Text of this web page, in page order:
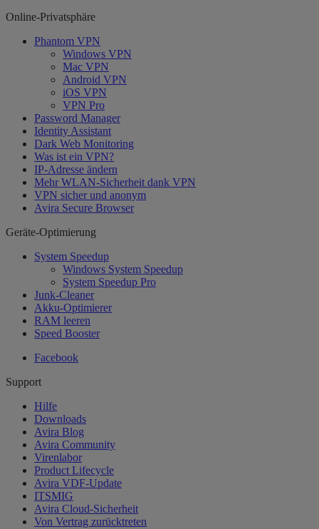
Online-Privatsphäre
Phantom VPN
Windows VPN
Mac VPN
Android VPN
iOS VPN
VPN Pro
Password Manager
Identity Assistant
Dark Web Monitoring
Was ist ein VPN?
IP-Adresse ändern
Mehr WLAN-Sicherheit dank VPN
VPN sicher und anonym
Avira Secure Browser
Geräte-Optimierung
System Speedup
Windows System Speedup
System Speedup Pro
Junk-Cleaner
Akku-Optimierer
RAM leeren
Speed Booster
Facebook
Support
Hilfe
Downloads
Avira Blog
Avira Community
Virenlabor
Product Lifecycle
Avira VDF-Update
ITSMIG
Avira Cloud-Sicherheit
Von Vertrag zurücktreten